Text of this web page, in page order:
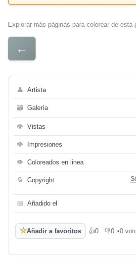
Explorar más páginas para colorear de esta
←
👤 Artista
🗃 Galería
👁 Vistas
👁 Impresiones
👁 Coloreados en linea
🔒 Copyright
📅 Añadido el
☆Añadir a favoritos 👍0
Me gusta
👎0
No me
•0